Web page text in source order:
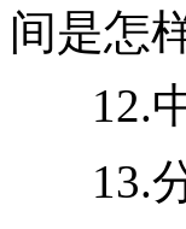
间是怎
12.
13.